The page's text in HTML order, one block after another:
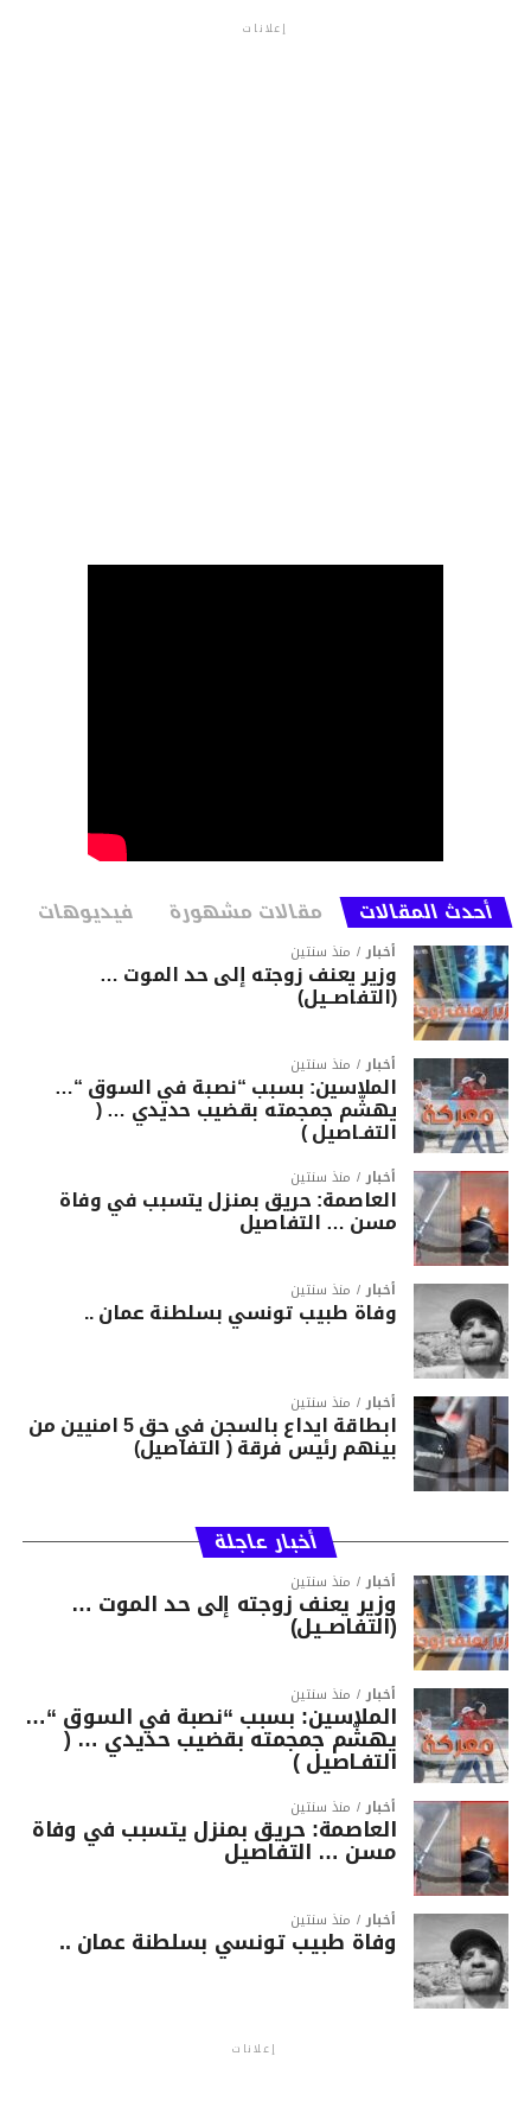
إعلانات
أحدث المقالات مقالات مشهورة فيديوهات
أخبار منذ سنتين
وزير يعنف زوجته إلى حد الموت …
(التفاصــيل)
أخبار منذ سنتين
الملاسين: بسبب “نصبة في السوق “…
يهشّم جمجمته بقضيب حديدي … (
التفـاصيل )
أخبار منذ سنتين
العاصمة: حريق بمنزل يتسبب في وفاة
مسن … التفاصيل
أخبار منذ سنتين
وفاة طبيب تونسي بسلطنة عمان ..
أخبار منذ سنتين
ابطاقة ايداع بالسجن في حق 5 امنيين من
بينهم رئيس فرقة ( التفاصيل)
أخبار عاجلة
أخبار منذ سنتين
وزير يعنف زوجته إلى حد الموت …
(التفاصــيل)
أخبار منذ سنتين
الملاسين: بسبب “نصبة في السوق “…
يهشّم جمجمته بقضيب حديدي … (
التفـاصيل )
أخبار منذ سنتين
العاصمة: حريق بمنزل يتسبب في وفاة
مسن … التفاصيل
أخبار منذ سنتين
وفاة طبيب تونسي بسلطنة عمان ..
إعلانات